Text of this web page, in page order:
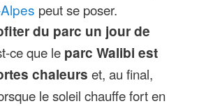
peut se poser.
du parc un jour de
ce que le parc Walibi est
chaleurs et, au final,
le soleil chauffe fort en